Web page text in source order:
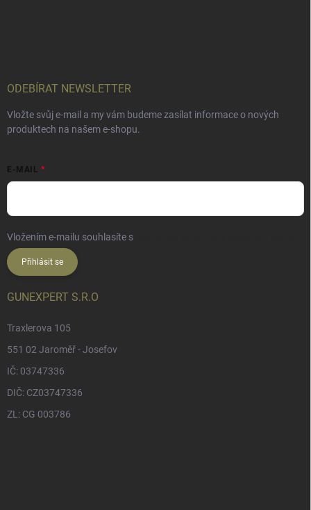
ODEBÍRAT NEWSLETTER
Vložte svůj e-mail a my vám budeme zasílat informace o nových
produktech na našem e-shopu.
E-MAIL
Vložením e-mailu souhlasíte s
Přihlásit se
GUNEXPERT S.R.O
Traxlerova 105
551 02 Jaroměř - Josefov
IČ: 03747336
DIČ: CZ03747336
ZL: CG 003786